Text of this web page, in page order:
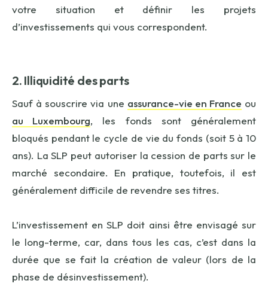
votre situation et définir les projets
d’investissements qui vous correspondent.
2. Illiquidité des parts
Sauf à souscrire via une assurance-vie en France ou
au Luxembourg, les fonds sont généralement
bloqués pendant le cycle de vie du fonds (soit 5 à 10
ans). La SLP peut autoriser la cession de parts sur le
marché secondaire. En pratique, toutefois, il est
généralement difficile de revendre ses titres.
L’investissement en SLP doit ainsi être envisagé sur
le long-terme, car, dans tous les cas, c’est dans la
durée que se fait la création de valeur (lors de la
phase de désinvestissement).